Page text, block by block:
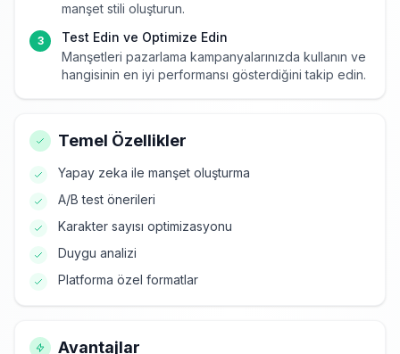
manşet stili oluşturun.
3
Test Edin ve Optimize Edin
Manşetleri pazarlama kampanyalarınızda kullanın ve
hangisinin en iyi performansı gösterdiğini takip edin.
Temel Özellikler
Yapay zeka ile manşet oluşturma
A/B test önerileri
Karakter sayısı optimizasyonu
Duygu analizi
Platforma özel formatlar
Avantajlar